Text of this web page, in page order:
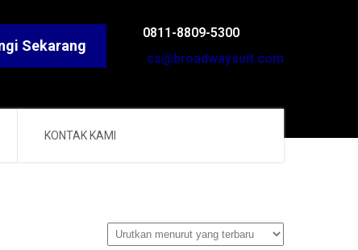
0811-8809-5300
cs@broadwaysuit.com
Sekarang
KONTAK KAMI